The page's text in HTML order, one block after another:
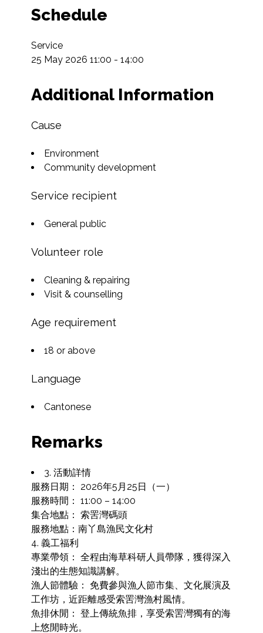
Schedule
Service
25 May 2026 11:00 - 14:00
Additional Information
Cause
Environment
Community development
Service recipient
General public
Volunteer role
Cleaning & repairing
Visit & counselling
Age requirement
18 or above
Language
Cantonese
Remarks
3. 活動詳情
服務日期： 2026年5月25日（一）
服務時間： 11:00 – 14:00
集合地點： 索罟灣碼頭
服務地點：南丫島漁民文化村
4. 義工福利
專業帶領： 全程由海草科研人員帶隊，獲得深入
淺出的生態知識講解。
漁人節體驗： 免費參與漁人節市集、文化展演及
工作坊，近距離感受索罟灣漁村風情。
魚排休閒： 登上傳統魚排，享受索罟灣獨有的海
上悠閒時光。